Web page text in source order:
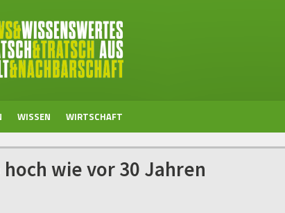
WISSEN WIRTSCHAFT
wie vor 30 Jahren